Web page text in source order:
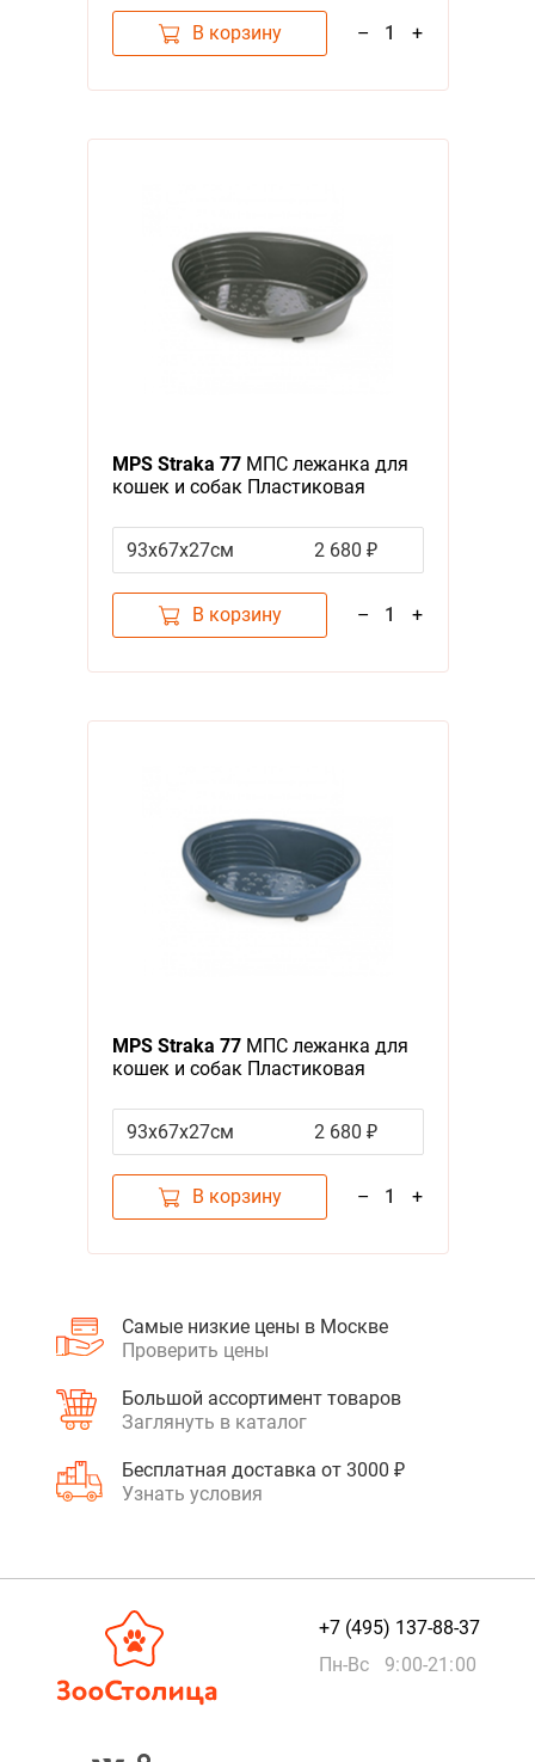
В корзину – 1 +
MPS Straka 77МПС лежанка для
кошек и собак Пластиковая
93х67х27см
2 680 ₽
В корзину – 1 +
MPS Straka 77МПС лежанка для
кошек и собак Пластиковая
93х67х27см
2 680 ₽
В корзину – 1 +
Самые низкие цены в Москве
Проверить цены
Большой ассортимент товаров
Заглянуть в каталог
Бесплатная доставка от 3000 ₽
Узнать условия
+7 (495) 137-88-37
Пн-Вс 9:00-21:00